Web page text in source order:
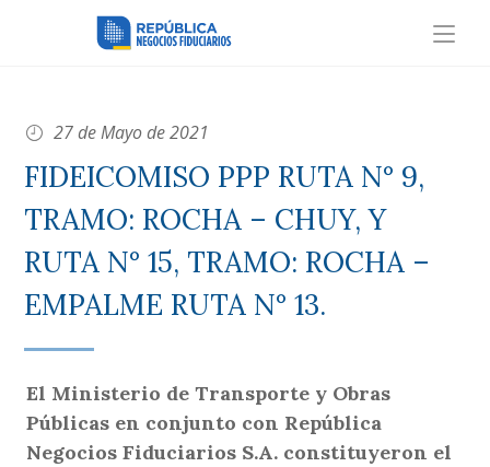
27 de Mayo de 2021
FIDEICOMISO PPP RUTA N° 9,
TRAMO: ROCHA – CHUY, Y
RUTA N° 15, TRAMO: ROCHA –
EMPALME RUTA N° 13.
El Ministerio de Transporte y Obras
Públicas en conjunto con República
Negocios Fiduciarios S.A. constituyeron el